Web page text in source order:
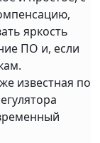
яркость
ПО и, если
известная по